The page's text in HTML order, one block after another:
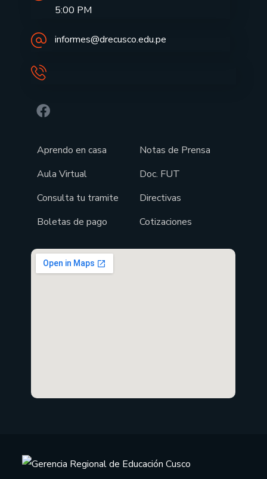
5:00 PM
informes@drecusco.edu.pe
Aprendo en casa
Aula Virtual
Consulta tu tramite
Boletas de pago
Notas de Prensa
Doc. FUT
Directivas
Cotizaciones